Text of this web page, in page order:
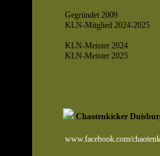
Gegründet 2009
KLN-Mitglied 2024-2025
KLN-Meister 2024
KLN-Meister 2025
Chaotenkicker
www.facebook.com/